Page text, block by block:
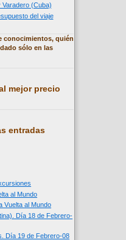
Varadero (Cuba)
del viaje
conocimientos, quién
sólo en las
mejor precio
entradas
al Mundo
Vuelta al Mundo
Día 18 de Febrero-
Día 19 de Febrero-08